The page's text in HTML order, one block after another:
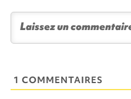
1 COMMENTAIRES